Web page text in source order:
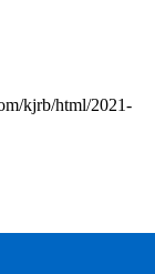
kjrb/html/2021-